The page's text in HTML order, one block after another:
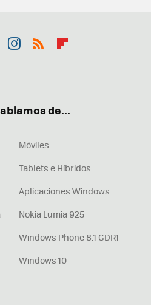
de...
Móviles
Tablets e Híbridos
Aplicaciones Windows
Nokia Lumia 925
Windows Phone 8.1 GDR1
Windows 10